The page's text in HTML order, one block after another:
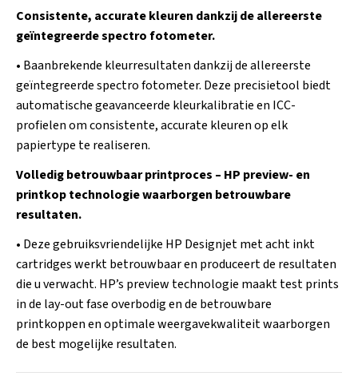
Consistente, accurate kleuren dankzij de allereerste
geïntegreerde spectro fotometer.
• Baanbrekende kleurresultaten dankzij de allereerste
geïntegreerde spectro fotometer. Deze precisietool biedt
automatische geavanceerde kleurkalibratie en ICC-
profielen om consistente, accurate kleuren op elk
papiertype te realiseren.
Volledig betrouwbaar printproces – HP preview- en
printkop technologie waarborgen betrouwbare
resultaten.
• Deze gebruiksvriendelijke HP Designjet met acht inkt
cartridges werkt betrouwbaar en produceert de resultaten
die u verwacht. HP’s preview technologie maakt test prints
in de lay-out fase overbodig en de betrouwbare
printkoppen en optimale weergavekwaliteit waarborgen
de best mogelijke resultaten.